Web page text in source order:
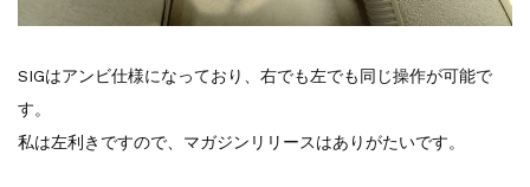
SIGはアンビ仕様になっており、右でも左でも同じ操作が可能で
す。
私は左利きですので、マガジンリリースはありがたいです。